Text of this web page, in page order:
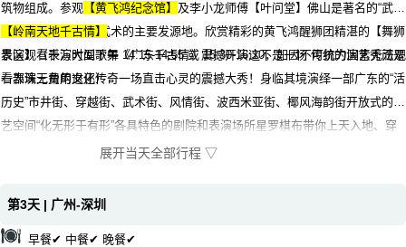
筑物组成。参观 【黄飞鸿纪念馆】 及李小龙师傅【叶问堂】佛山是著名的“武术
之乡”，是中国南派武术的主要发源地。欣赏精彩的黄飞鸿醒狮团精湛的【舞狮
表演】（表演时间下午 14:15-14:55 或 15:30-16:10，如因不可抗力因素无法观
看表演无费用退还）
【岭南天地千古情】
景区观看千万大型歌舞《广东千古情》震撼开演这不是一场 传统的演艺秀而是
一部珠三角的文化传奇一场直击心灵的震撼大秀！身临其境演绎一部广东的“活
历史”市井街、穿越街、武术街、风情街、波西米亚街、椰风海韵街开放式的演
艺空间“化无形于有形”各具特色的剧院和表演场所星罗棋布带你上天入地、穿
展开当天全部行程 ▽
第3天 | 广州-深圳
早餐✔ 中餐✔ 晚餐✔